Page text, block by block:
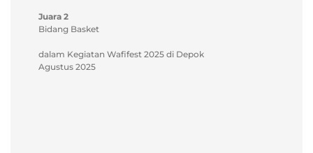
Juara 2
Bidang Basket
dalam Kegiatan Wafifest 2025 di Depok
Agustus 2025